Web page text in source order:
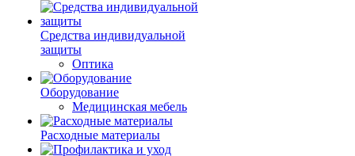
Средства индивидуальной
защиты
Оптика
Оборудование
Медицинская мебель
Расходные материалы